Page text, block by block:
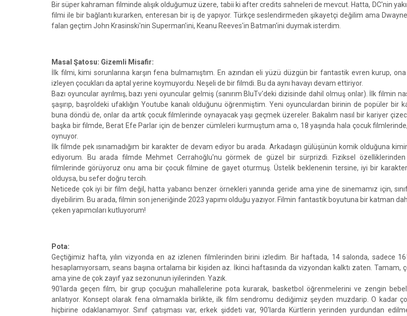
Bir süper kahraman filminde alışık olduğumuz üzere, tabii ki after credits sahneleri de mevcut. Hatta, DC'nin
filmi ile bir bağlantı kurarken, enteresan bir iş de yapıyor. Türkçe seslendirmeden şikayetçi değilim ama Dwayne
falan geçtim John Krasinski'nin Superman'ini, Keanu Reeves'in Batman'ini duymak isterdim.
Masal Şatosu: Gizemli Misafir:
İlk filmi, kimi sorunlarına karşın fena bulmamıştım. En azından eli yüzü düzgün bir fantastik evren kurup, ona
izleyen çocukları da aptal yerine koymuyordu. Neşeli de bir filmdi. Bu da aynı havayı devam ettiriyor.
Bazı oyuncular ayrılmış, bazı yeni oyuncular gelmiş (sanırım BluTv'deki dizisinde dahil olmuş onlar). İlk filmin
şaşırıp, başroldeki ufaklığın Youtube kanalı olduğunu öğrenmiştim. Yeni oyunculardan birinin de popüler bir
buna döndü de, onlar da artık çocuk filmlerinde oynayacak yaşı geçmek üzereler. Bakalım nasıl bir kariyer
başka bir filmde, Berat Efe Parlar için de benzer cümleleri kurmuştum ama o, 18 yaşında hala çocuk
oynuyor.
İlk filmde pek ısınamadığım bir karakter de devam ediyor bu arada. Arkadaşın gülüşünün komik olduğuna
ediyorum. Bu arada filmde Mehmet Cerrahoğlu'nu görmek de güzel bir sürprizdi. Fiziksel özelliklerinden
filmlerinde görüyoruz onu ama bir çocuk filmine de gayet oturmuş. Üstelik beklenenin tersine, iyi bir
olduysa, bu sefer doğru tercih.
Neticede çok iyi bir film değil, hatta yabancı benzer örnekleri yanında geride ama yine de sinemamız için,
diyebilirim. Bu arada, filmin son jeneriğinde 2023 yapımı olduğu yazıyor. Filmin fantastik boyutuna bir katman
çeken yapımcıları kutluyorum!
Pota:
Geçtiğimiz hafta, yılın vizyonda en az izlenen filmlerinden birini izledim. Bir haftada, 14 salonda, sadece
hesaplamıyorsam, seans başına ortalama bir kişiden az. İkinci haftasında da vizyondan kalktı zaten. Tamam,
ama yine de çok zayıf yaz sezonunun iyilerinden. Yazık.
90'larda geçen film, bir grup çocuğun mahallelerine pota kurarak, basketbol öğrenmelerini ve zengin
anlatıyor. Konsept olarak fena olmamakla birlikte, ilk film sendromu dediğimiz şeyden muzdarip. O kadar
hiçbirine odaklanamıyor. Sınıf çatışması var, erkek şiddeti var, 90'larda Kürtlerin yerinden yurdundan